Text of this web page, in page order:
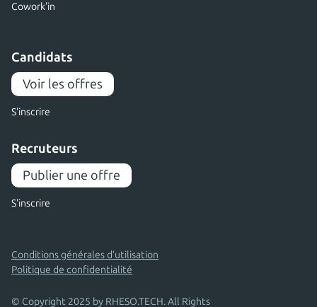
Cowork'in
Candidats
Voir les offres
S'inscrire
Recruteurs
Publier une offre
S'inscrire
© Copyright 2025 by RHESO.TECH. All Rights
Conditions générales d’utilisation
Politique de confidentialité